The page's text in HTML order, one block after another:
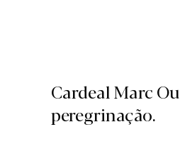
Cardeal Marc
peregrinação.